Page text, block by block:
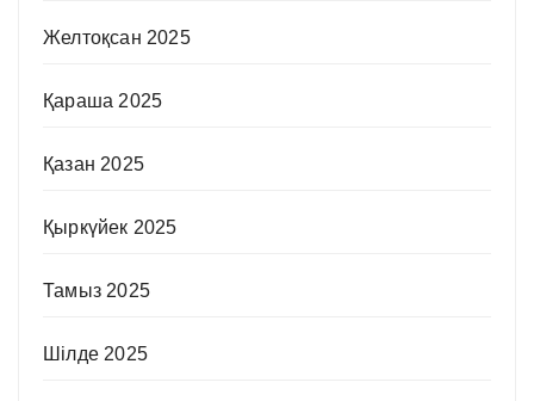
Желтоқсан 2025
Қараша 2025
Қазан 2025
Қыркүйек 2025
Тамыз 2025
Шілде 2025